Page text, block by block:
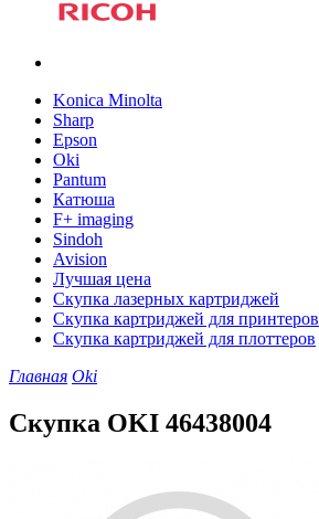
Konica Minolta
Sharp
Epson
Oki
Pantum
Катюша
F+ imaging
Sindoh
Avision
Лучшая цена
Скупка лазерных картриджей
Скупка картриджей для принтеров
Скупка картриджей для плоттеров
Главная Oki
Скупка OKI 46438004